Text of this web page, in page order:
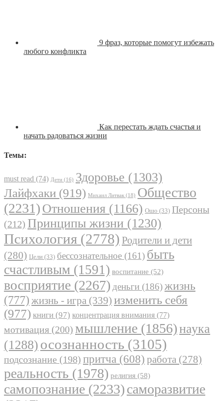
9 фраз, которые помогут избежать
любого конфликта
Как перестать ждать счастья и
начать радоваться жизни
Темы:
must read (74) Дети (16) Здоровье (1303)
Лайфхаки (919) Михаил Литвак (18) Общество
(2231) Отношения (1166) Ошо (33) Персоны
(212) Принципы жизни (1230)
Психология (2778) Родители и дети
(280) Цели (33) бессознательное (161) быть
счастливым (1591) воспитание (52)
восприятие (2267) деньги (186)жизнь
(777) жизнь - игра (339) изменить себя
(977) книги (97) концентрация внимания (77)
мотивация (200) мышление (1856)наука
(1288) осознанность (3105)
подсознание (198) притча (608) работа (278)
реальность (1978) религия (58)
самопознание (2233)саморазвитие